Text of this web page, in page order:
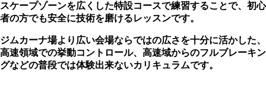
スケープゾーンを広くした特設コースで練習することで、初心
者の方でも安全に技術を磨けるレッスンです。
ジムカーナ場より広い会場ならではの広さを十分に活かした、
高速領域での挙動コントロール、高速域からのフルブレーキン
グなどの普段では体験出来ないカリキュラムです。